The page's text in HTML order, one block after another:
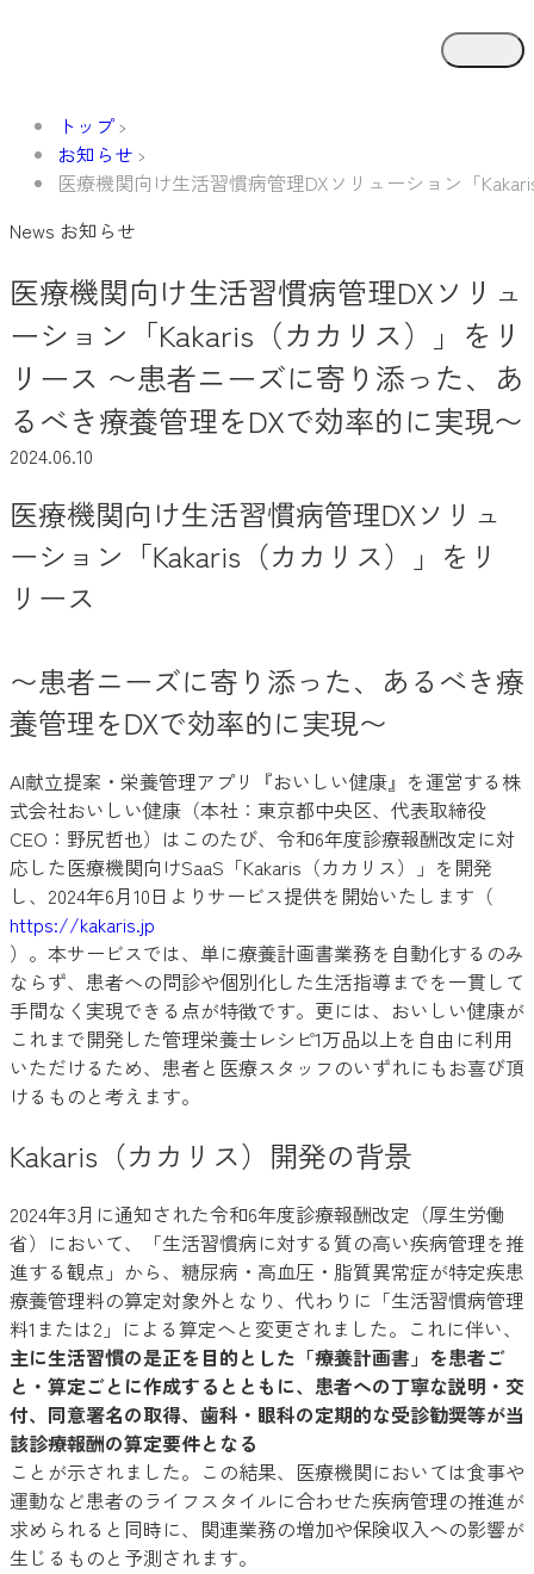
トップ
お知らせ
医療機関向け生活習慣病管理DXソリューション「
News お知らせ
医療機関向け生活習慣病管理DXソリュ
ーション「Kakaris（カカリス）」をリ
リース 〜患者ニーズに寄り添った、あ
るべき療養管理をDXで効率的に実現〜
2024.06.10
医療機関向け生活習慣病管理DXソリュ
ーション「Kakaris（カカリス）」をリ
リース
〜患者ニーズに寄り添った、あるべき療
養管理をDXで効率的に実現〜
AI献立提案・栄養管理アプリ『おいしい健康』を運営する株
式会社おいしい健康（本社：東京都中央区、代表取締役
CEO：野尻哲也）はこのたび、令和6年度診療報酬改定に対
応した医療機関向けSaaS「Kakaris（カカリス）」を開発
し、2024年6月10日よりサービス提供を開始いたします（
https://kakaris.jp
）。本サービスでは、単に療養計画書業務を自動化するのみ
ならず、患者への問診や個別化した生活指導までを一貫して
手間なく実現できる点が特徴です。更には、おいしい健康が
これまで開発した管理栄養士レシピ1万品以上を自由に利用
いただけるため、患者と医療スタッフのいずれにもお喜び頂
けるものと考えます。
Kakaris（カカリス）開発の背景
2024年3月に通知された令和6年度診療報酬改定（厚生労働
省）において、「生活習慣病に対する質の高い疾病管理を推
進する観点」から、糖尿病・高血圧・脂質異常症が特定疾患
療養管理料の算定対象外となり、代わりに「生活習慣病管理
料1または2」による算定へと変更されました。これに伴い、
主に生活習慣の是正を目的とした「療養計画書」を患者ご
と・算定ごとに作成するとともに、患者への丁寧な説明・交
付、同意署名の取得、歯科・眼科の定期的な受診勧奨等が当
該診療報酬の算定要件となる
ことが示されました。この結果、医療機関においては食事や
運動など患者のライフスタイルに合わせた疾病管理の推進が
求められると同時に、関連業務の増加や保険収入への影響が
生じるものと予測されます。